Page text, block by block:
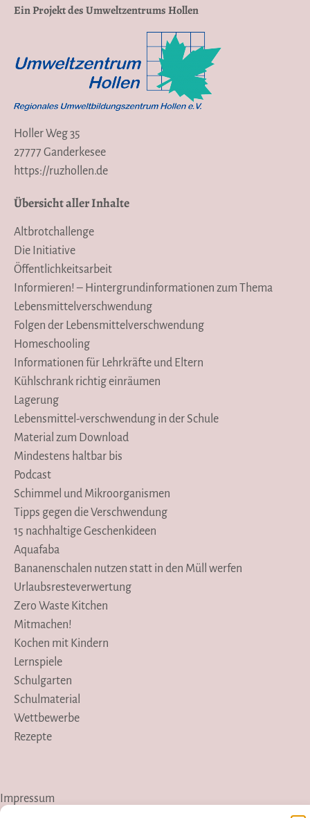
Ein Projekt des Umweltzentrums Hollen
Holler Weg 35
27777 Ganderkesee
https://ruzhollen.de
Übersicht aller Inhalte
Altbrotchallenge
Die Initiative
Öffentlichkeitsarbeit
Informieren! – Hintergrundinformationen zum Thema
Lebensmittelverschwendung
Folgen der Lebensmittelverschwendung
Homeschooling
Informationen für Lehrkräfte und Eltern
Kühlschrank richtig einräumen
Lagerung
Lebensmittel-verschwendung in der Schule
Material zum Download
Mindestens haltbar bis
Podcast
Schimmel und Mikroorganismen
Tipps gegen die Verschwendung
15 nachhaltige Geschenkideen
Aquafaba
Bananenschalen nutzen statt in den Müll werfen
Urlaubsresteverwertung
Zero Waste Kitchen
Mitmachen!
Kochen mit Kindern
Lernspiele
Schulgarten
Schulmaterial
Wettbewerbe
Rezepte
Impressum